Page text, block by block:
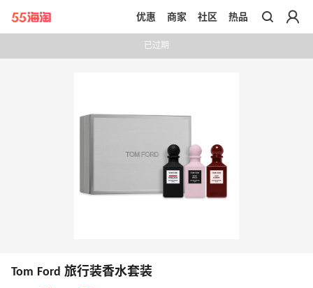
带你去官网买正品
优惠 商家 社区 热品
已过期
Tom Ford 旅行装香水套装